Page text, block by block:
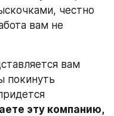
честно
вам не
вам
покинуть
эту компанию,